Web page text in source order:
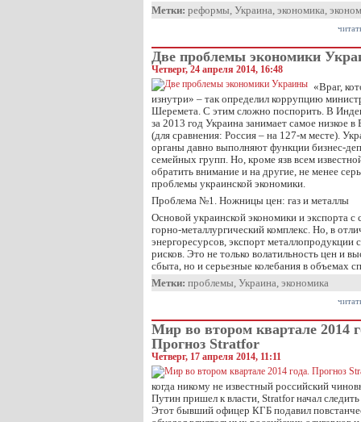
Метки: реформы, Украина, экономика,
Две проблемы экономики
Четверг, 24 апреля 2014, 16:48
«Враг,
изнутри» – так определил коррупцию
Шеремета. С этим сложно поспорить. В
за 2013 год Украина занимает самое низкое
(для сравнения: Россия – на 127-м месте).
органы давно выполняют функции бизнес-
семейных групп. Но, кроме язв всем
обратить внимание и на другие, не менее
проблемы украинской экономики.
Проблема №1. Ножницы цен: газ и металлы
Основой украинской экономики и экспорта с
горно-металлургический комплекс. Но, в
энергоресурсов, экспорт металлопродукции
рисков. Это не только волатильность цен и
сбыта, но и серьезные колебания в объемах
Метки: проблемы, Украина, экономика
Мир во втором квартале 2014
Прогноз Stratfor
Четверг, 17 апреля 2014, 11:11
когда никому не известный российский
Путин пришел к власти, Stratfor начал
Этот бывший офицер КГБ подавил